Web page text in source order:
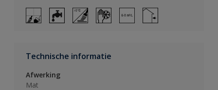
Technische informatie
Afwerking
Mat